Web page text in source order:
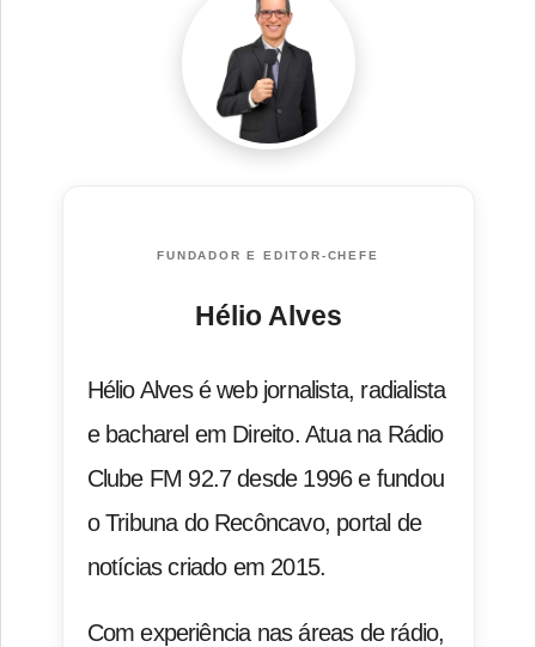
FUNDADOR E EDITOR-CHEFE
Hélio Alves
Hélio Alves é web jornalista, radialista
e bacharel em Direito. Atua na Rádio
Clube FM 92.7 desde 1996 e fundou
o Tribuna do Recôncavo, portal de
notícias criado em 2015.
Com experiência nas áreas de rádio,